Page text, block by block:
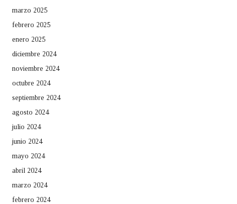
marzo 2025
febrero 2025
enero 2025
diciembre 2024
noviembre 2024
octubre 2024
septiembre 2024
agosto 2024
julio 2024
junio 2024
mayo 2024
abril 2024
marzo 2024
febrero 2024